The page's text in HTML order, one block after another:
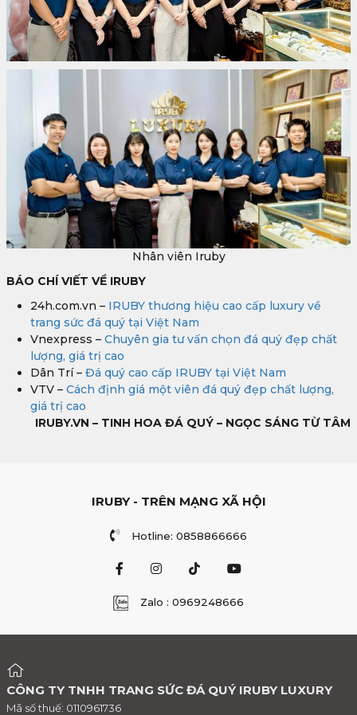
Nhân viên Iruby
BÁO CHÍ VIẾT VỀ IRUBY
24h.com.vn – IRUBY thương hiệu cao cấp luxury về
trang sức đá quý tại Việt Nam
Vnexpress – Chuyên gia tư vấn chọn đá quý đẹp chất
lượng, giá trị cao
Dân Trí – Đá quý cao cấp IRUBY tại Việt Nam
VTV – Cách định giá một viên đá quý đẹp chất lượng,
giá trị cao
IRUBY.VN – TINH HOA ĐÁ QUÝ – NGỌC SÁNG TỪ TÂM
IRUBY - TRÊN MẠNG XÃ HỘI
Hotline: 0858866666
Zalo : 0969248666
CÔNG TY TNHH TRANG SỨC ĐÁ QUÝ IRUBY LUXURY
Mã số thuế: 0110961736